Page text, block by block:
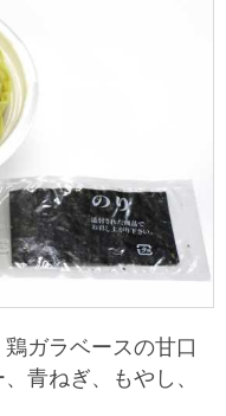
課題
物件募集・購入
ガラベースの甘口
青ねぎ、もやし、